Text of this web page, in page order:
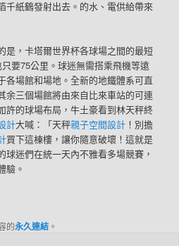
千紙鶴發射出去。的水、電供給帶來
是，卡塔爾世界杯各球場之間的最短
要75公里。球迷無需搭乘飛機等遠
各場館和場地。全新的地鐵體系可直
余三個場館將由來自比來車站的可連
許的球場布局，牛土豪看到林天秤終
計大喊：「天秤親子空間設計 ！別擔
買下這棟樓，讓你隨意破壞！這就是
球迷們在統一天內不雅看多場競賽，
驗。
的永久連結 。